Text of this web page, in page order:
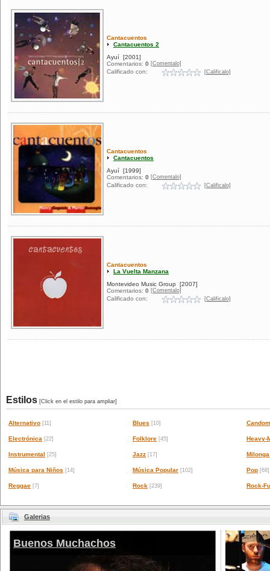
Cantacuentos
Cantacuentos 2
Ayuí [2001]
Comentarios: 0 [Comentalo]
Calificado con: [Calificalo]
Cantacuentos
Cantacuentos
Ayuí [1999]
Comentarios: 0 [Comentalo]
Calificado con: [Calificalo]
Cantacuentos
La Vuelta Manzana
Montevideo Music Group
[2007]
Comentarios: 0 [Comentalo]
Calificado con: [Calificalo]
Estilos [Click en el estilo para ampliar]
Alternativo [11] Blues [10]
Electrónica [22] Folklore [45] Heavy-
Instrumental [25] Jazz [17] Milonga
Música para Niños [14] Música Popular [102] Pop [68]
Reggae [7] Rock [239] Rock-
Galerias
Buenos Muchachos